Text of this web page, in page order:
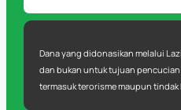
Dana yang didonasikan melalui
dan bukan untuk tujuan
termasuk terorisme maupun